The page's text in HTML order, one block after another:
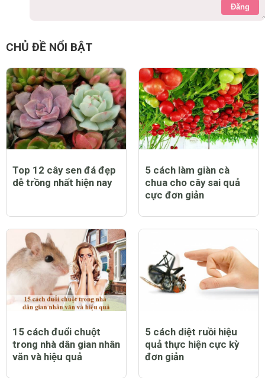
Đăng
CHỦ ĐỀ NỔI BẬT
Top 12 cây sen đá đẹp
dễ trồng nhất hiện nay
5 cách làm giàn cà
chua cho cây sai quả
cực đơn giản
15 cách đuổi chuột
trong nhà dân gian nhân
văn và hiệu quả
5 cách diệt ruồi hiệu
quả thực hiện cực kỳ
đơn giản